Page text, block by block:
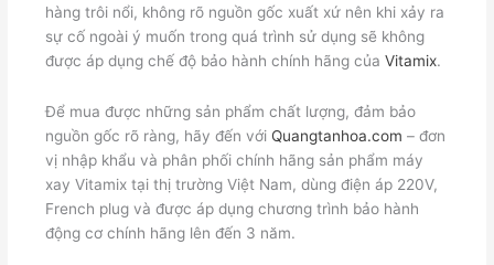
hàng trôi nổi, không rõ nguồn gốc xuất xứ nên khi xảy ra
sự cố ngoài ý muốn trong quá trình sử dụng sẽ không
được áp dụng chế độ bảo hành chính hãng củaVitamix.
Để mua được những sản phẩm chất lượng, đảm bảo
nguồn gốc rõ ràng, hãy đến với Quangtanhoa.com – đơn
vị nhập khẩu và phân phối chính hãng sản phẩm máy
xay Vitamix tại thị trường Việt Nam, dùng điện áp 220V,
French plug và được áp dụng chương trình bảo hành
động cơ chính hãng lên đến 3 năm.